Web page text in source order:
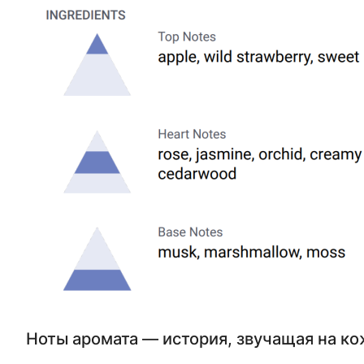
Ноты аромата — история, звучащая на